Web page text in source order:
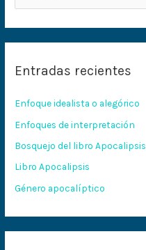
a
p
o
r
:
Entradas recientes
Enfoque idealista o alegórico
Enfoques de interpretación
Bosquejo del libro Apocalipsis
Libro Apocalipsis
Género apocalíptico